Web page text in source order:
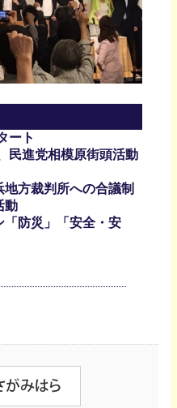
ート
民進党相模原街頭活動
方裁判所への合議制
動
「防災」「安全・安